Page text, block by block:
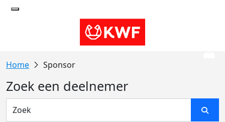
Sponsor
Zoek een deelnemer